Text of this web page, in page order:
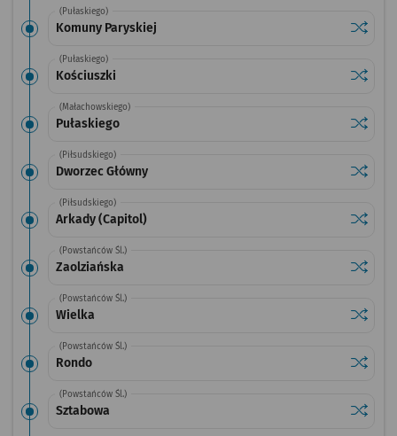
(Pułaskiego)
Komuny Paryskiej
(Pułaskiego)
Kościuszki
(Małachowskiego)
Pułaskiego
(Piłsudskiego)
Dworzec Główny
(Piłsudskiego)
Arkady (Capitol)
(Powstańców Śl.)
Zaolziańska
(Powstańców Śl.)
Wielka
(Powstańców Śl.)
Rondo
(Powstańców Śl.)
Sztabowa